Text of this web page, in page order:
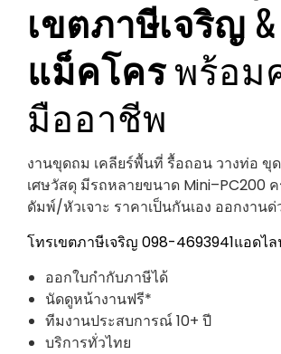
เขตภาษีเจริญ &
แม็คโครพร้อม
มืออาชีพ
งานขุดถม เคลียร์พื้นที่ รื้อถอน วางท่อ ขุ
เศษวัสดุ มีรถหลายขนาด Mini–PC200
ดัมพ์/หัวเจาะ ราคาเป็นกันเอง ออกงานด่
โทรเขตภาษีเจริญ 098-4693941แอดไล
ออกใบกำกับภาษีได้
นัดดูหน้างานฟรี*
ทีมงานประสบการณ์ 10+ ปี
บริการทั่วไทย